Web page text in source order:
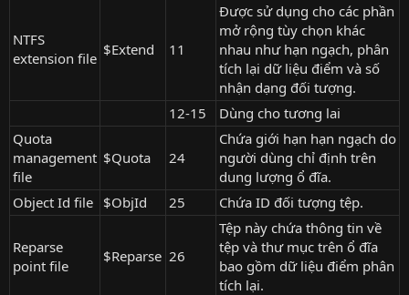
NTFS
extension file $Extend 11
Được sử dụng cho các phần
mở rộng tùy chọn khác
nhau như hạn ngạch, phân
tích lại dữ liệu điểm và số
nhận dạng đối tượng.
12-15
Dùng cho tương lai
Quota
management
file
$Quota 24
Chứa giới hạn hạn ngạch do
người dùng chỉ định trên
dung lượng ổ đĩa.
Object Id file $ObjId 25 Chứa ID đối tượng tệp.
Reparse
point file
$Reparse 26
Tệp này chứa thông tin về
tệp và thư mục trên ổ đĩa
bao gồm dữ liệu điểm phân
tích lại.